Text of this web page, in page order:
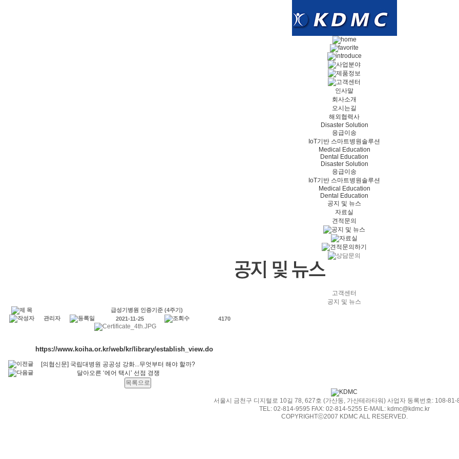
인사말
회사소개
오시는길
해외협력사
Disaster Solution
응급이송
IoT기반 스마트병원솔루션
Medical Education
Dental Education
Disaster Solution
응급이송
IoT기반 스마트병원솔루션
Medical Education
Dental Education
공지 및 뉴스
자료실
견적문의
고객센터
공지 및 뉴스
급성기병원 인증기준 (4주기)
관리자
2021-11-25 4170
https://www.koiha.or.kr/web/kr/library/establish_view.do
[의협신문] 국립대병원 공공성 강화...무엇부터 해야 할까?
달아오른 ‘에어 택시’ 선점 경쟁
서울시 금천구 디지털로 10길 78, 627호 (가산동, 가산테라타워) 사업자 동록번호: 108-
TEL: 02-814-9595 FAX: 02-814-5255 E-MAIL: kdmc@kdmc.kr
COPYRIGHTⓒ2007 KDMC ALL RESERVED.